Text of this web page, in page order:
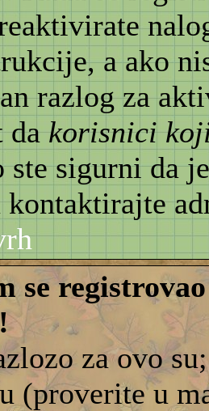
a ako
razlog za
dakorisnici
ste sigurni da
kontaktirajte
se
za ovo
(proverite u